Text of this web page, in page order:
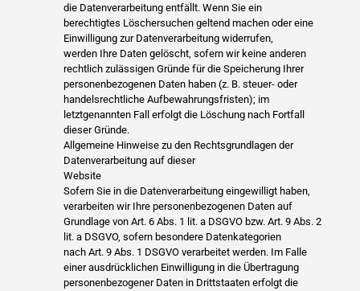
die Datenverarbeitung entfällt. Wenn Sie ein
berechtigtes Löschersuchen geltend machen oder eine
Einwilligung zur Datenverarbeitung widerrufen,
werden Ihre Daten gelöscht, sofern wir keine anderen
rechtlich zulässigen Gründe für die Speicherung Ihrer
personenbezogenen Daten haben (z. B. steuer- oder
handelsrechtliche Aufbewahrungsfristen); im
letztgenannten Fall erfolgt die Löschung nach Fortfall
dieser Gründe.
Allgemeine Hinweise zu den Rechtsgrundlagen der
Datenverarbeitung auf dieser
Website
Sofern Sie in die Datenverarbeitung eingewilligt haben,
verarbeiten wir Ihre personenbezogenen Daten auf
Grundlage von Art. 6 Abs. 1 lit. a DSGVO bzw. Art. 9 Abs. 2
lit. a DSGVO, sofern besondere Datenkategorien
nach Art. 9 Abs. 1 DSGVO verarbeitet werden. Im Falle
einer ausdrücklichen Einwilligung in die Übertragung
personenbezogener Daten in Drittstaaten erfolgt die